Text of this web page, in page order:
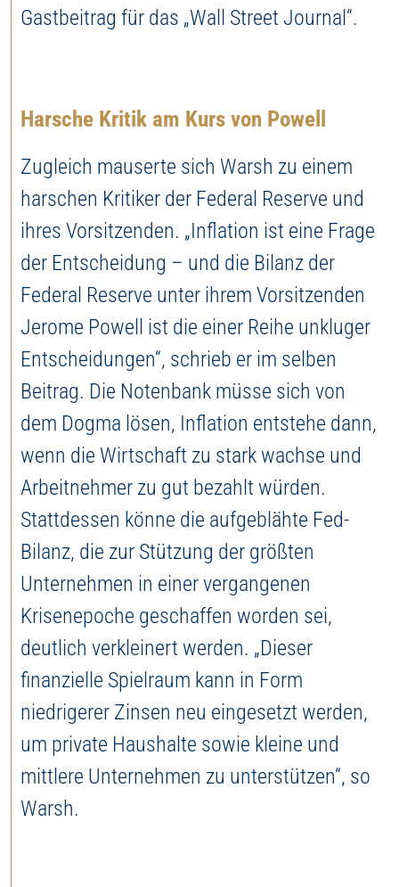
Gastbeitrag für das „Wall Street Journal“.
Harsche Kritik am Kurs von Powell
Zugleich mauserte sich Warsh zu einem
harschen Kritiker der Federal Reserve und
ihres Vorsitzenden. „Inflation ist eine Frage
der Entscheidung – und die Bilanz der
Federal Reserve unter ihrem Vorsitzenden
Jerome Powell ist die einer Reihe unkluger
Entscheidungen“, schrieb er im selben
Beitrag. Die Notenbank müsse sich von
dem Dogma lösen, Inflation entstehe dann,
wenn die Wirtschaft zu stark wachse und
Arbeitnehmer zu gut bezahlt würden.
Stattdessen könne die aufgeblähte Fed-
Bilanz, die zur Stützung der größten
Unternehmen in einer vergangenen
Krisenepoche geschaffen worden sei,
deutlich verkleinert werden. „Dieser
finanzielle Spielraum kann in Form
niedrigerer Zinsen neu eingesetzt werden,
um private Haushalte sowie kleine und
mittlere Unternehmen zu unterstützen“, so
Warsh.